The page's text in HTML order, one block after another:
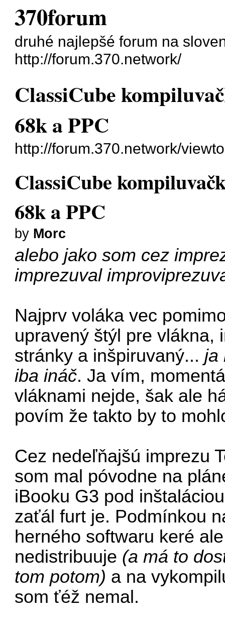
370forum
druhé najlepšé forum na
http://forum.370.network/
ClassiCube
68k a PPC
http://forum.370.network/
ClassiCube
68k a PPC
by Morc
alebo jako som cez
imprezuval
Najprv voláka vec
upravený štýl pre vlákna,
stránky a inšpiruvaný...ja
iba ináč. Ja vím,
vláknami nejde, šak ale
povím že takto by to
Cez nedeľňajšú imprezu
som mal póvodne na
iBooku G3 pod
zaťál furt je. Podmínkou
herného softwaru keré
nedistribuuje (a má to
tom potom) a na
som ťéž nemal.